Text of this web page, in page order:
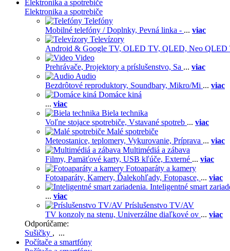
Elektronika a spotrebiče
Elektronika a spotrebiče
Telefóny
Mobilné telefóny / Doplnky, Pevná linka - ... viac
Televízory
Android & Google TV, OLED TV, QLED, Neo QLED
Video
Prehrávače, Projektory a príslušenstvo, Sa ... viac
Audio
Bezdrôtové reproduktory, Soundbary, Mikro/Mi ... viac
Domáce kiná
... viac
Biela technika
Voľne stojace spotrebiče, Vstavané spotreb ... viac
Malé spotrebiče
Meteostanice, teplomery, Vykurovanie, Príprava ... viac
Multimédiá a zábava
Filmy, Pamäťové karty, USB kľúče, Externé ... viac
Fotoaparáty a kamery
Fotoaparáty, Kamery, Ďalekohľady, Fotopasce, ... viac
Inteligentné smart
... viac
Príslušenstvo TV/AV
TV konzoly na stenu, Univerzálne diaľkové ov ... viac
Odporúčame:
Sušičky , ...
Počítače a smartfóny